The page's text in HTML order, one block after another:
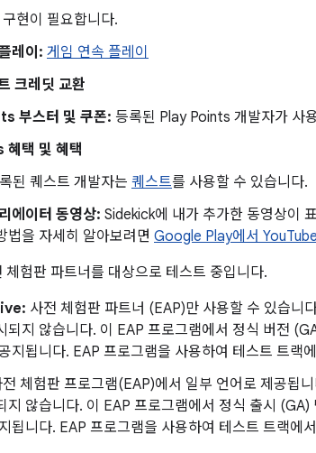
구현이 필요합니다.
레이: 게임 연속 플레이
크레딧 교환
부스터 및 쿠폰: 등록된 Play Points 개발자가 사
택 및 혜택
된 퀘스트 개발자는 퀘스트를 사용할 수 있습니다.
에이터 동영상: Sidekick에 내가 추가한 동영상이
법을 자세히 알아보려면 Google Play에서
체험판 파트너를 대상으로 테스트 중입니다.
사전 체험판 파트너 (EAP)만 사용할 수 있습니
되지 않습니다. 이 EAP 프로그램에서 정식 버전
지됩니다. EAP 프로그램을 사용하여 테스트 트랙
전 체험판 프로그램(EAP)에서 일부 언어로 제공됩
지 않습니다. 이 EAP 프로그램에서 정식 출시
됩니다. EAP 프로그램을 사용하여 테스트 트랙에